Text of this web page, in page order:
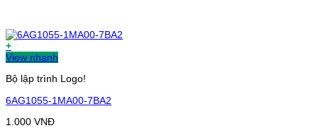
+
View nhanh
Bộ lập trình Logo!
6AG1055-1MA00-7BA2
1.000 VNĐ